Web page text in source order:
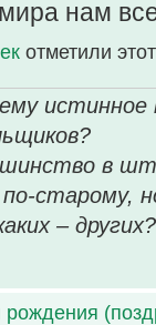
нам
отметили
в
старому,
–
рождения